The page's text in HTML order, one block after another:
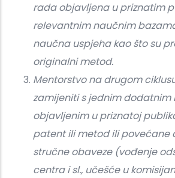
rada objavljena u priznatim
relevantnim naučnim
naučna uspjeha kao što su
originalni metod.
Mentorstvo na drugom
zamijeniti s jednim
objavljenim u priznatoj
patent ili metod ili
stručne obaveze (vođenje
centra i sl., učešće u